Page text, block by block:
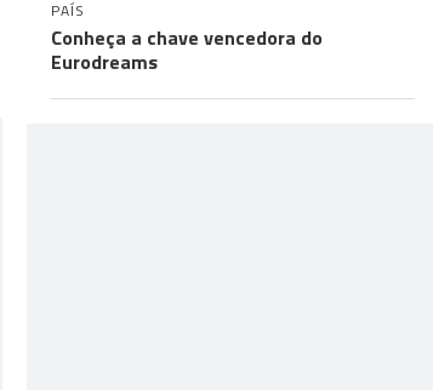
PAÍS
Conheça a chave vencedora do
Eurodreams